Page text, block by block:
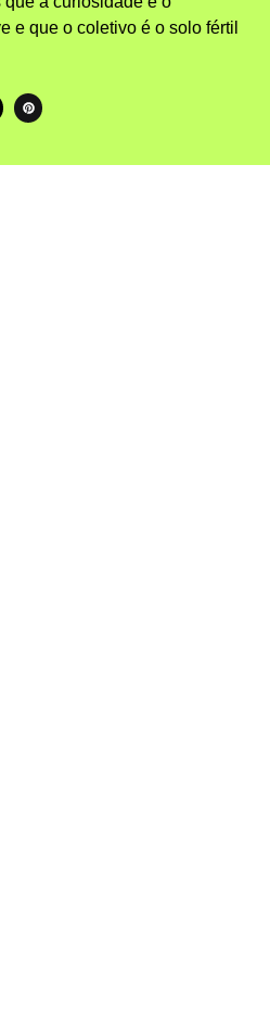
e que o coletivo é o solo fértil